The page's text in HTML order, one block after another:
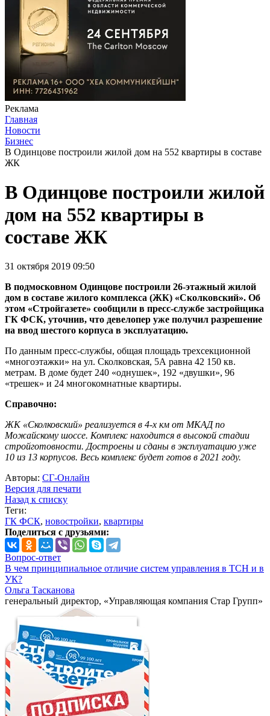
Реклама
Главная
Новости
Бизнес
В Одинцове построили жилой дом на 552 квартиры в составе
ЖК
В Одинцове построили жилой
дом на 552 квартиры в
составе ЖК
31 октября 2019 09:50
В подмосковном Одинцове построили 26-этажный жилой
дом в составе жилого комплекса (ЖК) «Сколковский». Об
этом «Стройгазете» сообщили в пресс-службе застройщика
ГК ФСК, уточнив, что девелопер уже получил разрешение
на ввод шестого корпуса в эксплуатацию.
По данным пресс-службы, общая площадь трехсекционной
«многоэтажки» на ул. Сколковская, 5А равна 42 150 кв.
метрам. В доме будет 240 «однушек», 192 «двушки», 96
«трешек» и 24 многокомнатные квартиры.
Справочно:
ЖК «Сколковский» реализуется в 4-х км от МКАД по
Можайскому шоссе. Комплекс находится в высокой стадии
стройготовности. Достроены и сданы в эксплуатацию уже
10 из 13 корпусов. Весь комплекс будет готов в 2021 году.
Авторы: СГ-Онлайн
Версия для печати
Назад к списку
Теги:
ГК ФСК, новостройки, квартиры
Поделиться с друзьями:
Вопрос-ответ
В чем принципиальное отличие систем управления в ТСН и в
УК?
Ольга Тасканова
генеральный директор, «Управляющая компания Стар Групп»